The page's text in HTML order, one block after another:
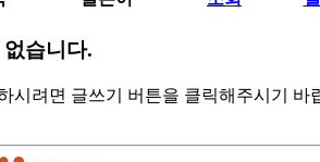
습니다.
시려면 글쓰기 버튼을 클릭해주시기 바